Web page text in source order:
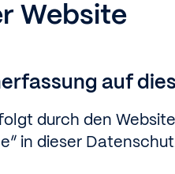
Website
auf
durch den
in dieser